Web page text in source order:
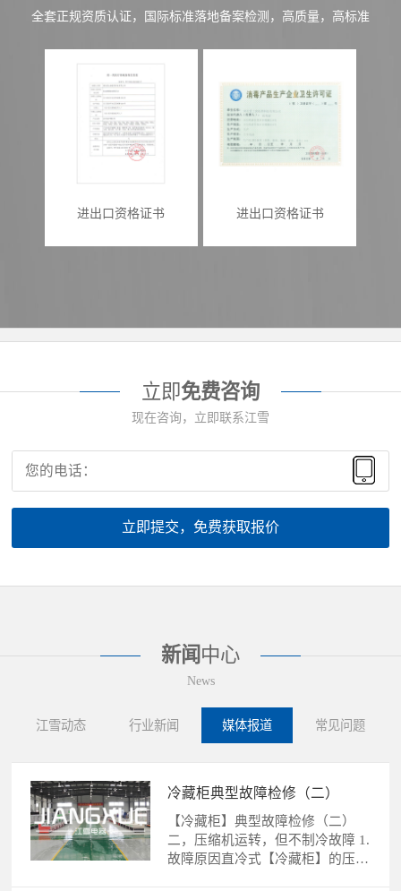
全套正规资质认证，国际标准落地备案检测，高质量，高标准
进出口资格证书 进出口资格证书
立即免费咨询
现在咨询，立即联系江雪
立即提交，免费获取报价
新闻 中心
News
江雪动态 行业新闻 媒体报道 常见问题
冷藏柜典型故障检修（二）
【冷藏柜】典型故障检修（二）
二，压缩机运转，但不制冷故障 1.
故障原因直冷式【冷藏柜】的压缩